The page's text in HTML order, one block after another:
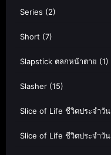
Series (2)
Short (7)
Slapstick ตลกหน้าตาย (1)
Slasher (15)
Slice of Life ชีวิตประจำวัน
Slice of Life ชีวิตประจำวัน